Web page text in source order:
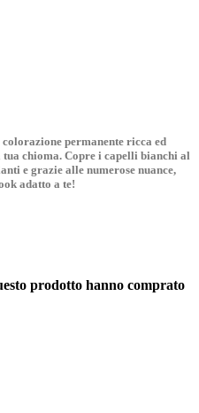
permanente ricca ed
tua chioma. Copre i capelli bianchi al
e grazie alle numerose nuance,
adatto a te!
prodotto hanno comprato